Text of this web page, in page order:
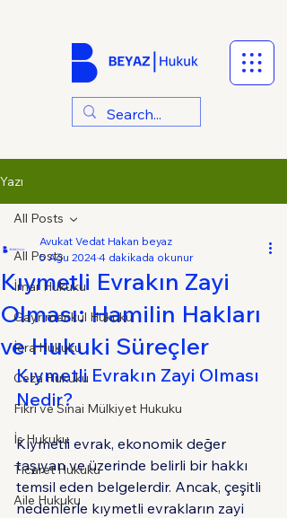
Yazı
All Posts
İmar Hukuku
Gayrimenkul Hukuku
İcra Hukuku
Ceza Hukuku
Fikri ve Sınai Mülkiyet Hukuku
İş Hukuku
Ticaret Hukuku
Aile Hukuku
All Posts
Kıymetli Evrakın Zayi
Olması: Hamilin Hakları
ve Hukuki Süreçler
Avukat Vedat Hakan beyaz
5 Ağu 20244 dakikada okunur
Kıymetli Evrakın Zayi Olması
Nedir?
Kıymetli evrak, ekonomik değer
taşıyan ve üzerinde belirli bir hakkı
temsil eden belgelerdir. Ancak, çeşitli
nedenlerle kıymetli evrakların zayi